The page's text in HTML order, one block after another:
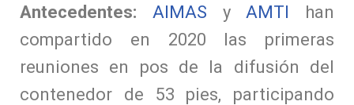
Antecedentes: AIMAS y AMTI han
compartido en 2020 las primeras
reuniones en pos de la difusión del
contenedor de 53 pies, participando